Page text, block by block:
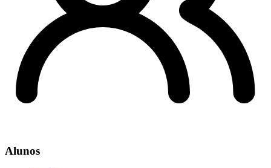
Alunos